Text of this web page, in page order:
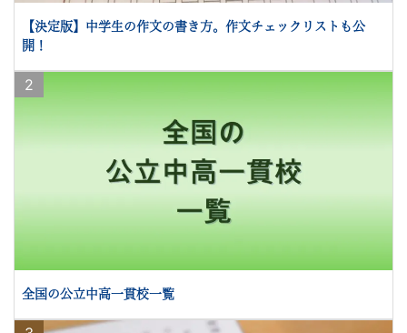
ゲ
ー
ト
ま
す。
【決定版】中学生の作文の書き方。作文チェックリストも公
開！
2
全国の公立中高一貫校一覧